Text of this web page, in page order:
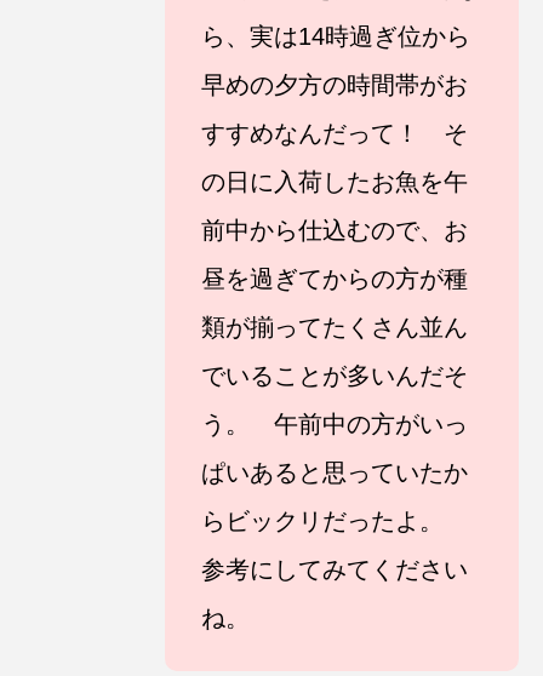
ら、実は14時過ぎ位から
早めの夕方の時間帯がお
すすめなんだって！ そ
の日に入荷したお魚を午
前中から仕込むので、お
昼を過ぎてからの方が種
類が揃ってたくさん並ん
でいることが多いんだそ
う。 午前中の方がいっ
ぱいあると思っていたか
らビックリだったよ。
参考にしてみてください
ね。